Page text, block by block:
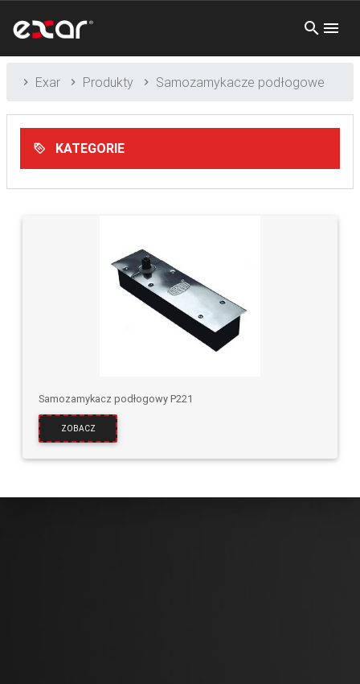
Exar Produkty Samozamykacze podłogowe
KATEGORIE
Samozamykacz podłogowy P221
ZOBACZ